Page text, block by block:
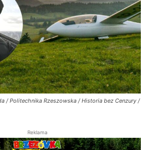
/ Politechnika Rzeszowska / Historia bez Cenzury /
Reklama